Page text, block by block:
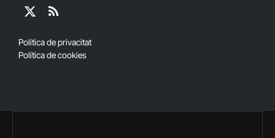
X
RSS
Política de privacitat
Política de cookies